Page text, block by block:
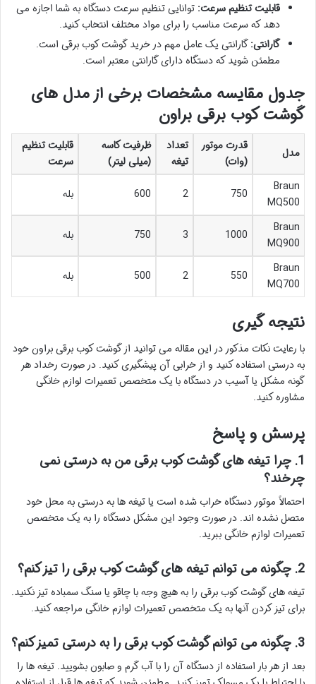
قابلیت تنظیم سرعت: توانایی تنظیم سرعت دستگاه به شما اجازه می
دهد که سرعت مناسب را برای مواد مختلف انتخاب کنید.
گارانتی:گارانتی یک عامل مهم در خرید گوشت کوب برقی است.
مطمئن شوید که دستگاه دارای گارانتی معتبر است.
جدول مقایسه مشخصات برخی از مدل های
گوشت کوب برقی براون
مدل
قدرت موتور
(وات)
تعداد
تیغه
ظرفیت کاسه
(میلی لیتر)
قابلیت تنظیم
سرعت
Braun
MQ500
750
2
600 بله
Braun
MQ900
1000
3
750 بله
Braun
MQ700
550
2
500 بله
نتیجه گیری
با رعایت نکات مذکور در این مقاله می توانید از گوشت کوب برقی براون خود
به درستی استفاده کنید و از خرابی آن پیشگیری کنید. در صورت رخداد هر
گونه مشکل یا آسیب در دستگاه با یک متخصص تعمیرات لوازم خانگی
مشاوره کنید.
پرسش و پاسخ
1. چرا تیغه های گوشت کوب برقی من به درستی نمی
چرخند؟
احتمالاً موتور دستگاه خراب شده است یا تیغه ها به درستی به محل خود
متصل نشده اند. در صورت وجود این مشکل دستگاه را به یک متخصص
تعمیرات لوازم خانگی ببرید.
2. چگونه می توانم تیغه های گوشت کوب برقی را تیز کنم؟
تیغه های گوشت کوب برقی را به هیچ وجه با چاقو یا سنگ سمباده تیز نکنید.
برای تیز کردن آنها به یک متخصص تعمیرات لوازم خانگی مراجعه کنید.
3. چگونه می توانم گوشت کوب برقی را به درستی تمیز کنم؟
بعد از هر بار استفاده از دستگاه آن را با آب گرم و صابون بشویید. تیغه ها را